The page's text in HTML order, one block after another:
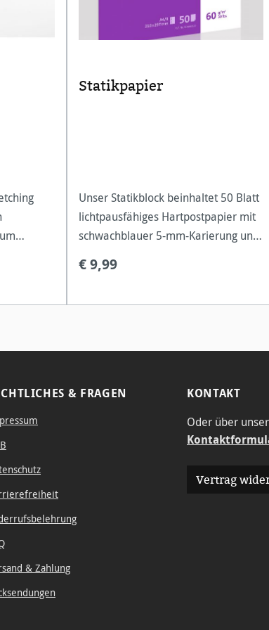
feinsten
Statikpapier
Unser Statikblock beinhaltet 50 Blatt
lichtpausfähiges Hartpostpapier mit
schwachblauer 5-mm-Karierung und
Unsere technischen Papiere sind für
€ 9,99
& FRAGEN
& Zahlung
KONTAKT
Oder über unser
Vertrag